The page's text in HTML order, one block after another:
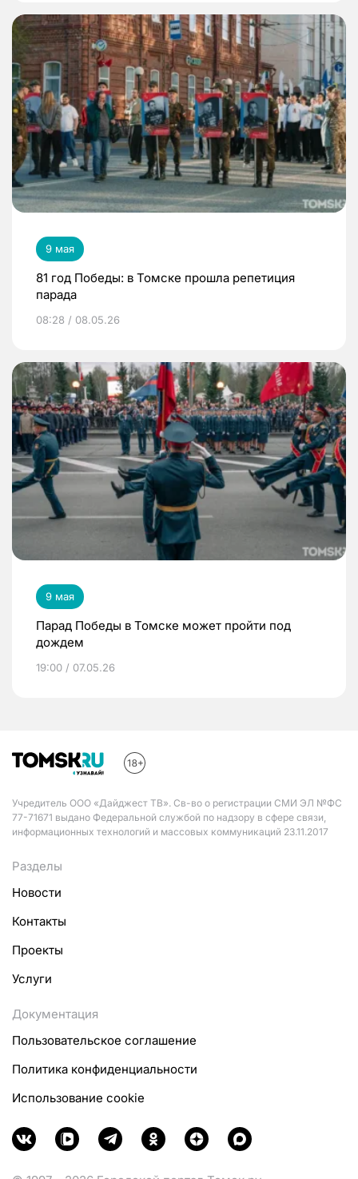
9 мая
81 год Победы: в Томске прошла репетиция
парада
08:28 / 08.05.26
9 мая
Парад Победы в Томске может пройти под
дождем
19:00 / 07.05.26
Учредитель ООО «Дайджест ТВ». Св-во о регистрации СМИ ЭЛ №ФС
77-71671 выдано Федеральной службой по надзору в сфере связи,
информационных технологий и массовых коммуникаций 23.11.2017
Разделы
Новости
Контакты
Проекты
Услуги
Документация
Пользовательское соглашение
Политика конфиденциальности
Использование cookie